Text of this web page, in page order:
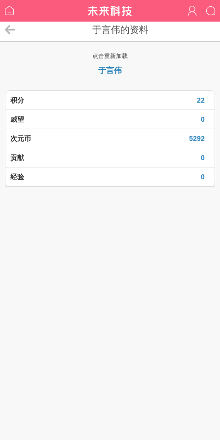
于言伟的资料
点击重新加载
于言伟
22
积分
0
威望
5292
次元币
0
贡献
0
经验